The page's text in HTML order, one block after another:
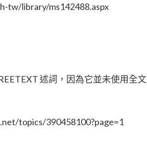
tw/library/ms142488.aspx
述詞，因為它並未使用全文
topics/390458100?page=1